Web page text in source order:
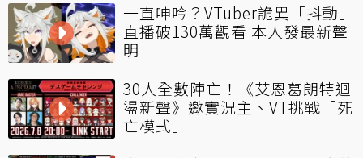
一直呻吟？VTuber詭異「抖動」
直播破130萬觀看 本人發最新聲
明
30人全數陣亡！《艾恩葛朗特迴
盪新聲》邀實況主、VT挑戰「死
亡模式」